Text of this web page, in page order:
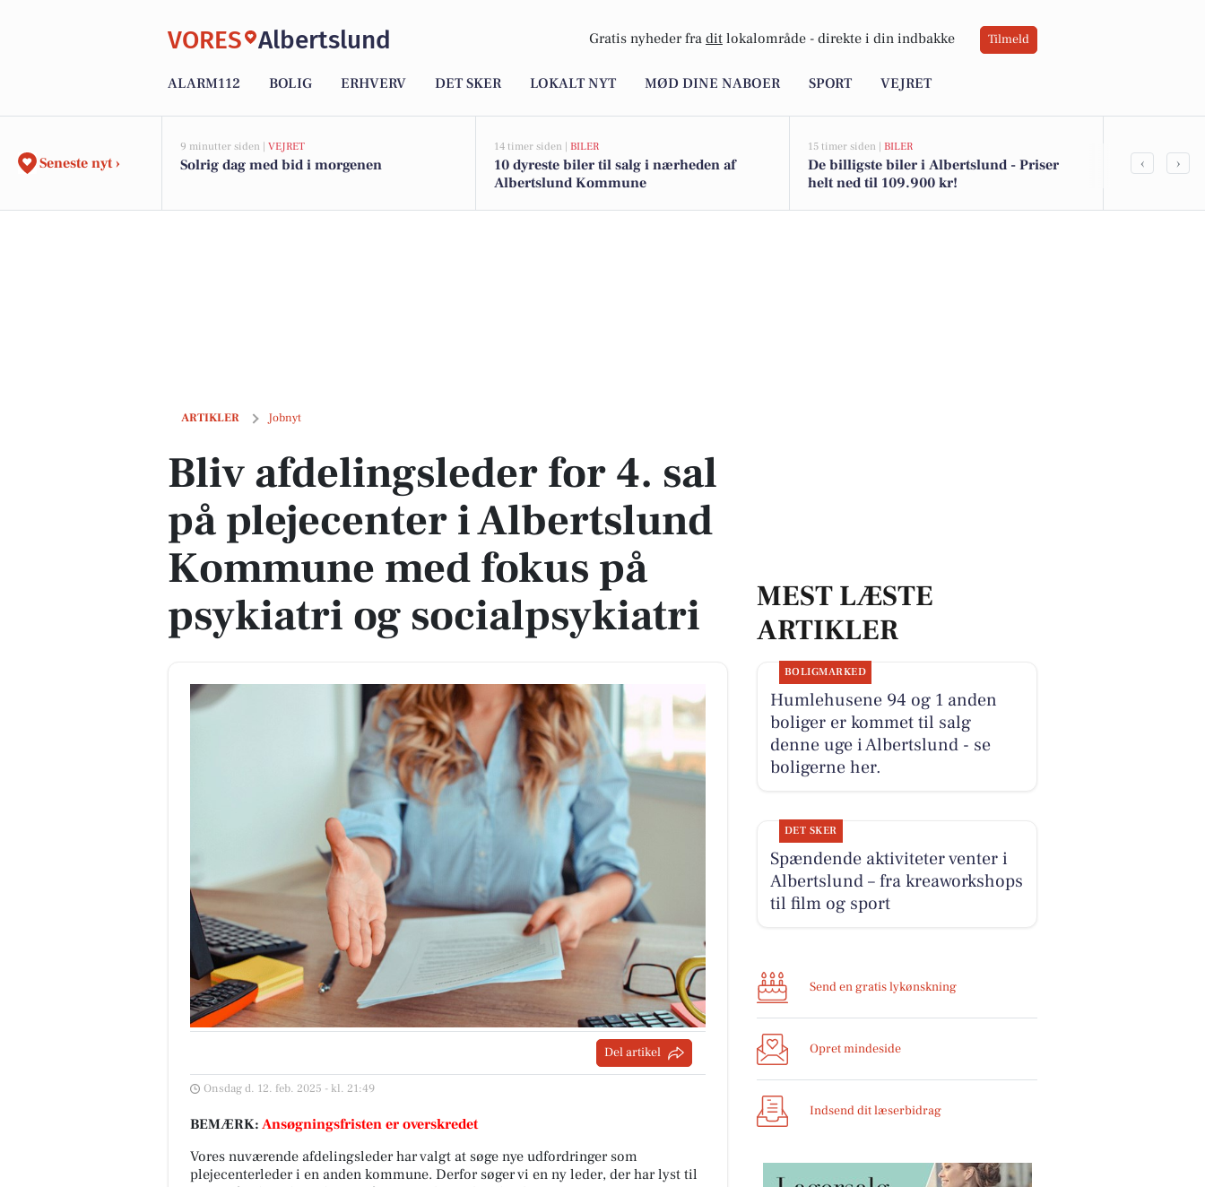
VORES Albertslund Gratis nyheder fra dit lokalområde - direkte i din indbakke Tilmeld
ALARM112 BOLIG ERHVERV DET SKER LOKALT NYT MØD DINE NABOER SPORT VEJRET
Seneste nyt ›
9 minutter siden | VEJRET
Solrig dag med bid i morgenen
14 timer siden | BILER
10 dyreste biler til salg i nærheden af
Albertslund Kommune
15 timer siden | BILER
De billigste biler i Albertslund - Priser
helt ned til 109.900 kr!
Savner du
‹ ›
ARTIKLER Jobnyt
Bliv afdelingsleder for 4. sal på plejecenter i Albertslund Kommune med fokus på psykiatri og socialpsykiatri
Bliv afdelingsleder for 4. sal
på plejecenter i Albertslund
Kommune med fokus på
psykiatri og socialpsykiatri
Del artikel
Onsdag d. 12. feb. 2025 - kl. 21:49
BEMÆRK: Ansøgningsfristen er overskredet
Vores nuværende afdelingsleder har valgt at søge nye udfordringer som
plejecenterleder i en anden kommune. Derfor søger vi en ny leder, der har lyst til
MEST LÆSTE
ARTIKLER
BOLIGMARKED
Humlehusene 94 og 1 anden
boliger er kommet til salg
denne uge i Albertslund - se
boligerne her.
DET SKER
Spændende aktiviteter venter i
Albertslund – fra kreaworkshops
til film og sport
Send en gratis lykønskning
Opret mindeside
Indsend dit læserbidrag